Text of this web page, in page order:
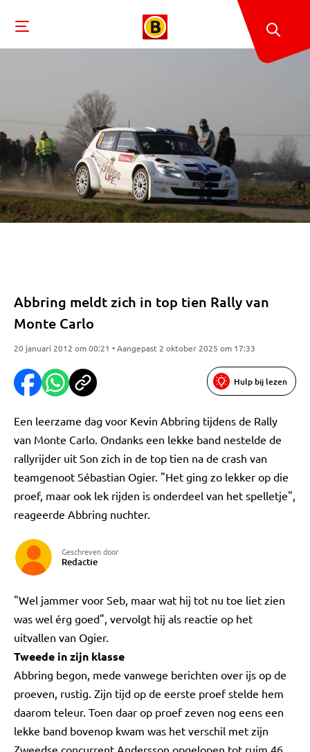
Abbring meldt zich in top tien Rally van
Monte Carlo
20 januari 2012 om 00:21 • Aangepast 2 oktober 2025 om 17:33
Hulp bij lezen
Een leerzame dag voor Kevin Abbring tijdens de Rally
van Monte Carlo. Ondanks een lekke band nestelde de
rallyrijder uit Son zich in de top tien na de crash van
teamgenoot Sébastian Ogier. "Het ging zo lekker op die
proef, maar ook lek rijden is onderdeel van het spelletje",
reageerde Abbring nuchter.
Geschreven door
Redactie
"Wel jammer voor Seb, maar wat hij tot nu toe liet zien
was wel érg goed", vervolgt hij als reactie op het
uitvallen van Ogier.
Tweede in zijn klasse
Abbring begon, mede vanwege berichten over ijs op de
proeven, rustig. Zijn tijd op de eerste proef stelde hem
daarom teleur. Toen daar op proef zeven nog eens een
lekke band bovenop kwam was het verschil met zijn
Zweedse concurrent Andersson opgelopen tot ruim 46